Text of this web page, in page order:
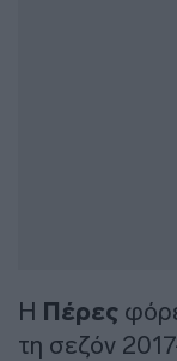
Η Πέρες
τη σεζόν